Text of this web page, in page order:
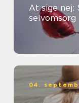
At sige nej:
selvomsorg
04.